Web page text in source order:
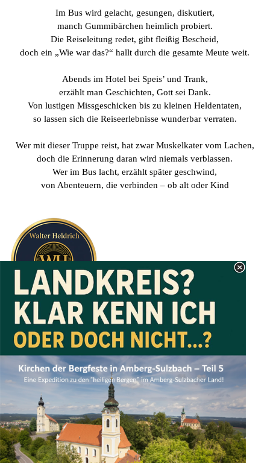
Im Bus wird gelacht, gesungen, diskutiert,
manch Gummibärchen heimlich probiert.
Die Reiseleitung redet, gibt fleißig Bescheid,
doch ein „Wie war das?“ hallt durch die gesamte Meute weit.
Abends im Hotel bei Speis’ und Trank,
erzählt man Geschichten, Gott sei Dank.
Von lustigen Missgeschicken bis zu kleinen Heldentaten,
so lassen sich die Reiseerlebnisse wunderbar verraten.
Wer mit dieser Truppe reist, hat zwar Muskelkater vom Lachen,
doch die Erinnerung daran wird niemals verblassen.
Wer im Bus lacht, erzählt später geschwind,
von Abenteuern, die verbinden – ob alt oder Kind
Zurück
Walter Heldrich - Schachtstr. 6 - 92237 Sulzbach-Rosenberg